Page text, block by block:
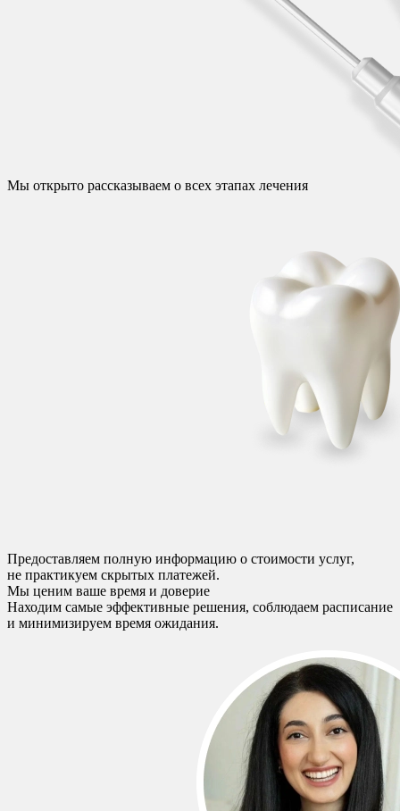
Мы открыто рассказываем о всех этапах лечения
Предоставляем полную информацию о стоимости услуг,
не практикуем скрытых платежей.
Мы ценим ваше время и доверие
Находим самые эффективные решения, соблюдаем расписание
и минимизируем время ожидания.